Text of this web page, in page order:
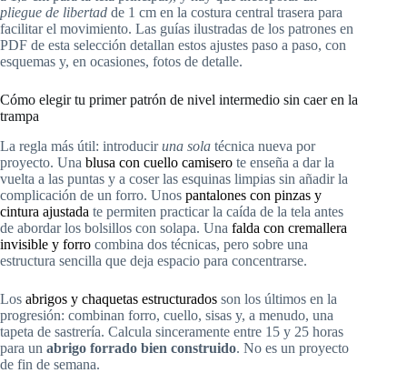
pliegue de libertad de 1 cm en la costura central trasera para
facilitar el movimiento. Las guías ilustradas de los patrones en
PDF de esta selección detallan estos ajustes paso a paso, con
esquemas y, en ocasiones, fotos de detalle.
Cómo elegir tu primer patrón de nivel intermedio sin caer en la
trampa
La regla más útil: introduciruna sola técnica nueva por
proyecto. Una blusa con cuello camisero te enseña a dar la
vuelta a las puntas y a coser las esquinas limpias sin añadir la
complicación de un forro. Unos pantalones con pinzas y
cintura ajustada te permiten practicar la caída de la tela antes
de abordar los bolsillos con solapa. Una falda con cremallera
invisible y forro combina dos técnicas, pero sobre una
estructura sencilla que deja espacio para concentrarse.
Los abrigos y chaquetas estructurados son los últimos en la
progresión: combinan forro, cuello, sisas y, a menudo, una
tapeta de sastrería. Calcula sinceramente entre 15 y 25 horas
para un abrigo forrado bien construido. No es un proyecto
de fin de semana.